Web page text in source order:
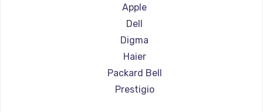
Ремонт ноутбуков Thunderobot
Ремонт ноутбуков Hasee
Ремонт ноутбуков ZTE
Ремонт ноутбуков Hiper
Ремонт ноутбуков Evga
Ремонт ноутбуков Google
Apple
Dell
Digma
Haier
Packard Bell
Prestigio